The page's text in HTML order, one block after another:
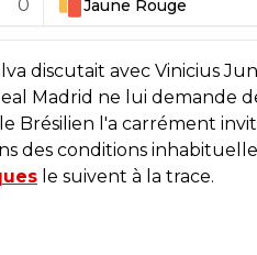
0 Jaune Rouge
discutait avec Vinicius
Madrid ne lui demande
Brésilien l'a carrément
des conditions
le suivent à la trace.